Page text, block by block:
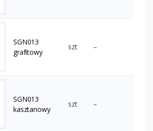
SGN013
grafitowy
szt –
SGN013
kasztanowy
szt –